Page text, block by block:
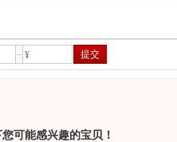
¥ 提交
可能感兴趣的宝贝！